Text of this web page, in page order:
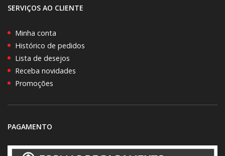
SERVIÇOS AO CLIENTE
Minha conta
Histórico de pedidos
Lista de desejos
Receba novidades
Promoções
PAGAMENTO